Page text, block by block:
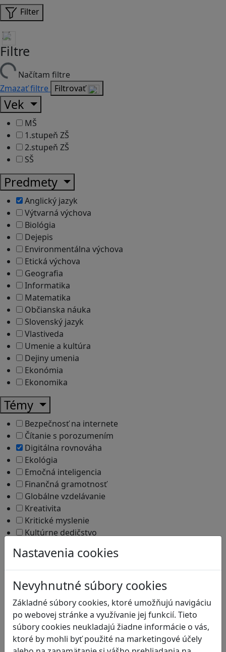
Nastavenia cookies
Nevyhnutné súbory cookies
Základné súbory cookies, ktoré umožňujú navigáciu
po webovej stránke a využívanie jej funkcií. Tieto
súbory cookies neukladajú žiadne informácie o vás,
ktoré by mohli byť použité na marketingové účely
Filter
Filtre
Načítam filtre
Zmazať filtre Filtrovať
Vek
MŠ
1.stupeň ZŠ
2.stupeň ZŠ
SŠ
Predmety
Anglický jazyk
Výtvarná výchova
Biológia
Dejepis
Environmentálna výchova
Etická výchova
Geografia
Informatika
Matematika
Občianska náuka
Slovenský jazyk
Vlastiveda
Umenie a kultúra
Dejiny umenia
Ekonómia
Ekonomika
Témy
Bezpečnosť na internete
Čítanie s porozumením
Digitálna rovnováha
Ekológia
Emočná inteligencia
Finančná gramotnosť
Globálne vzdelávanie
Kreativita
Kritické myslenie
Kultúrne dedičstvo
Logické myslenie
Ľudské práva a tolerancia
Mediálna gramotnosť
Motorika a koncentrácia
Podnikavosť a inovácie
Prírodné vedy / STEM
Programovanie/Technika
Sociálne zručnosti a kooperácia